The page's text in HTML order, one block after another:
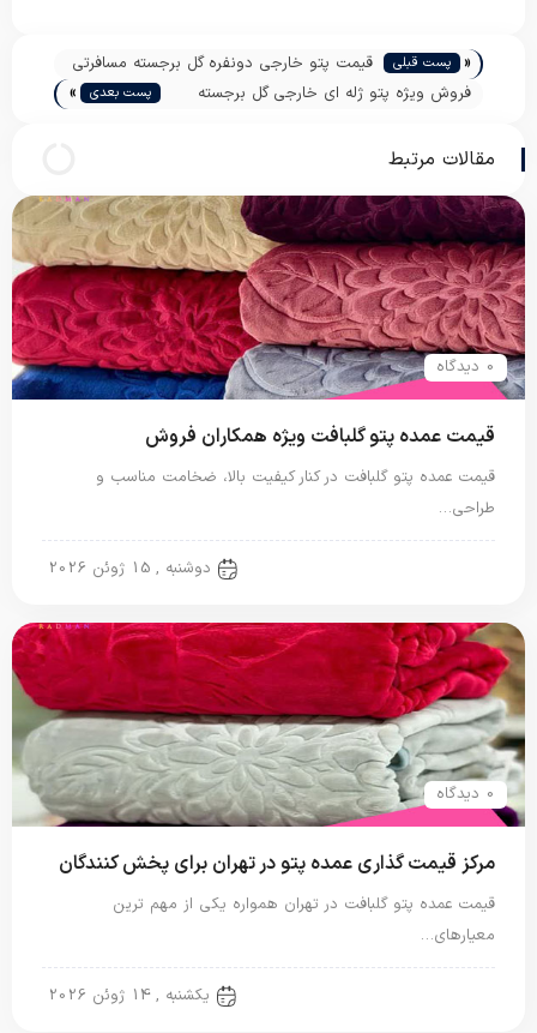
« پست قبلی
قیمت پتو خارجی دونفره گل برجسته مسافرتی
اسفیلا
فروش ویژه پتو ژله ای خارجی گل برجسته
پست بعدی »
مقالات مرتبط
0 دیدگاه
قیمت عمده پتو گلبافت ویژه همکاران فروش
قیمت عمده پتو گلبافت در کنار کیفیت بالا، ضخامت مناسب و
طراحی…
دوشنبه , 15 ژوئن 2026
0 دیدگاه
مرکز قیمت گذاری عمده پتو در تهران برای پخش کنندگان
قیمت عمده پتو گلبافت در تهران همواره یکی از مهم ترین
معیارهای…
یکشنبه , 14 ژوئن 2026